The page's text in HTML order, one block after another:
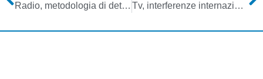
Radio, metodologia di determinazione dei valori economici della consistenza dell’infrastruttura diffusiva Tv, interferenze internazionali. Giacomelli: pronti a mix interventi per definire situazione “imbarazzante”